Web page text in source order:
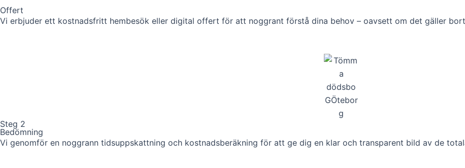
Offert
Vi erbjuder ett kostnadsfritt hembesök eller digital offert för att noggrant förstå dina behov – oavsett om det gäller
Steg 2
Bedömning
Vi genomför en noggrann tidsuppskattning och kostnadsberäkning för att ge dig en klar och transparent bild av de